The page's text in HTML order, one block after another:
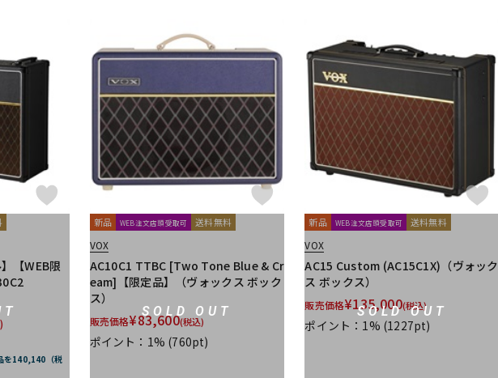
DTM オンラ
イン納品
レコーディン
グ機器
配信/ライブ
機器
【WEB限
を140,140（税
SOLD OUT
新品 WEB注文店頭受取可 送料無料
VOX
AC10C1 TTBC [Two Tone Blue & Cr
eam]【限定品】（ヴォックス ボック
ス）
販売価格¥83,600(税込)
ポイント：1% (760pt)
SOLD OUT
新品 WEB注文店頭受取可 送料無料
VOX
AC15 Custom (AC15C1X)（ヴォック
ス ボックス）
販売価格¥135,000(税込)
ポイント：1% (1227pt)